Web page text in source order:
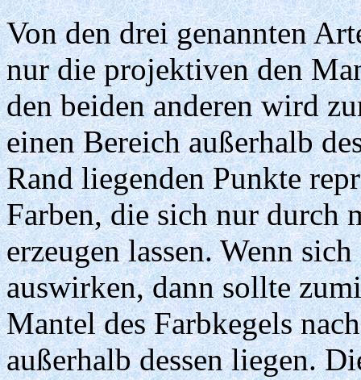
Von den drei genannten
nur die projektiven den
den beiden anderen wird
einen Bereich außerhalb
Rand liegenden Punkte
Farben, die sich nur durch
erzeugen lassen. Wenn
auswirken, dann sollte
Mantel des Farbkegels
außerhalb dessen liegen.